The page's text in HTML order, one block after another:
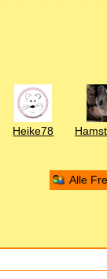
Heike78
Alle